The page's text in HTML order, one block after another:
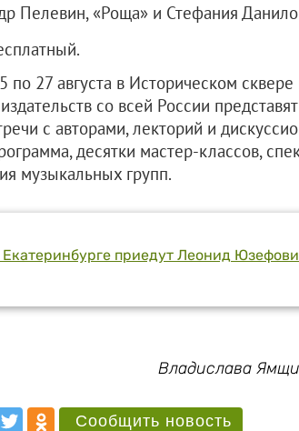
Пелевин, «Роща» и Стефания
по 27 августа в Историческом
со всей России
с авторами, лекторий и
десятки мастер-классов,
музыкальных групп.
приедут Леонид
Владислава
Сообщить новость